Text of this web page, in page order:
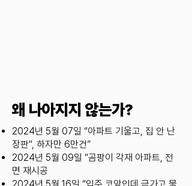
왜 나아지지 않는가?
2024년 5월 07일 “아파트 기울고, 집 안 난
장판", 하자만 6만건”
2024년 5월 09일 “곰팡이 각재 아파트, 전
면 재시공